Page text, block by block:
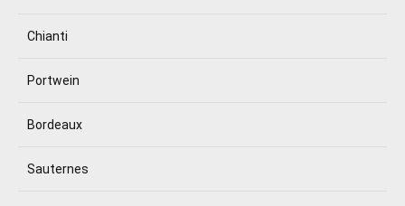
Chianti
Portwein
Bordeaux
Sauternes